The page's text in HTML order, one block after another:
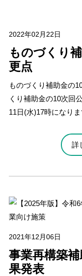
2022年02月22日
ものづくり
更点
ものづくり補助金の
くり補助金の10次回
11日(水)17時になり
詳
2021年12月06日
事業再構築
果発表